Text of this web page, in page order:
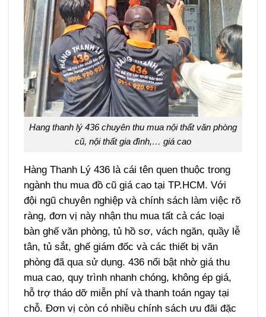
Hang thanh lý 436 chuyên thu mua nội thất văn phòng
cũ, nội thất gia đình,… giá cao
Hàng Thanh Lý 436 là cái tên quen thuộc trong
ngành thu mua đồ cũ giá cao tại TP.HCM. Với
đội ngũ chuyên nghiệp và chính sách làm việc rõ
ràng, đơn vị này nhận thu mua tất cả các loại
bàn ghế văn phòng, tủ hồ sơ, vách ngăn, quầy lễ
tân, tủ sắt, ghế giám đốc và các thiết bị văn
phòng đã qua sử dụng. 436 nổi bật nhờ giá thu
mua cao, quy trình nhanh chóng, không ép giá,
hỗ trợ tháo dỡ miễn phí và thanh toán ngay tại
chỗ. Đơn vị còn có nhiều chính sách ưu đãi đặc